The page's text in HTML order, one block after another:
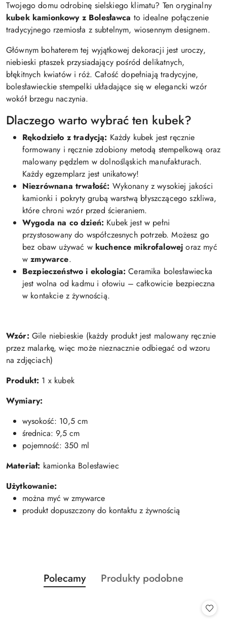
Twojego domu odrobinę sielskiego klimatu? Ten oryginalny
kubek kamionkowy z Bolesławca to idealne połączenie
tradycyjnego rzemiosła z subtelnym, wiosennym designem.
Głównym bohaterem tej wyjątkowej dekoracji jest uroczy,
niebieski ptaszek przysiadający pośród delikatnych,
błękitnych kwiatów i róż. Całość dopełniają tradycyjne,
bolesławieckie stempelki układające się w elegancki wzór
wokół brzegu naczynia.
Dlaczego warto wybrać ten kubek?
Rękodzieło z tradycją: Każdy kubek jest ręcznie
formowany i ręcznie zdobiony metodą stempelkową oraz
malowany pędzlem w dolnośląskich manufakturach.
Każdy egzemplarz jest unikatowy!
Niezrównana trwałość: Wykonany z wysokiej jakości
kamionki i pokryty grubą warstwą błyszczącego szkliwa,
które chroni wzór przed ścieraniem.
Wygoda na co dzień: Kubek jest w pełni
przystosowany do współczesnych potrzeb. Możesz go
bez obaw używać w kuchence mikrofalowej oraz myć
wzmywarce.
Bezpieczeństwo i ekologia: Ceramika bolesławiecka
jest wolna od kadmu i ołowiu – całkowicie bezpieczna
w kontakcie z żywnością.
Wzór: Gile niebieskie (każdy produkt jest malowany ręcznie
przez malarkę, więc może nieznacznie odbiegać od wzoru
na zdjęciach)
Produkt: 1 x kubek
Wymiary:
wysokość: 10,5 cm
średnica: 9,5 cm
pojemność: 350 ml
Materiał: kamionka Bolesławiec
Użytkowanie:
można myć w zmywarce
produkt dopuszczony do kontaktu z żywnością
Pomiń karuzelę produktów
Produkty
o
Polecamy
Produkty
Produkty podobne